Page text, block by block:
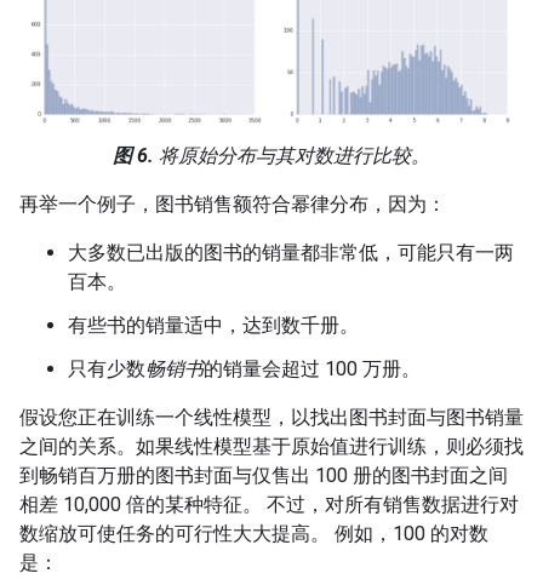
图 6. 将原始分布与其对数进行比较。
再举一个例子，图书销售额符合幂律分布，因为：
大多数已出版的图书的销量都非常低，可能只有一两
百本。
有些书的销量适中，达到数千册。
只有少数畅销书的销量会超过 100 万册。
假设您正在训练一个线性模型，以找出图书封面与图书销量
之间的关系。如果线性模型基于原始值进行训练，则必须找
到畅销百万册的图书封面与仅售出 100 册的图书封面之间
相差 10,000 倍的某种特征。 不过，对所有销售数据进行对
数缩放可使任务的可行性大大提高。 例如，100 的对数
是：